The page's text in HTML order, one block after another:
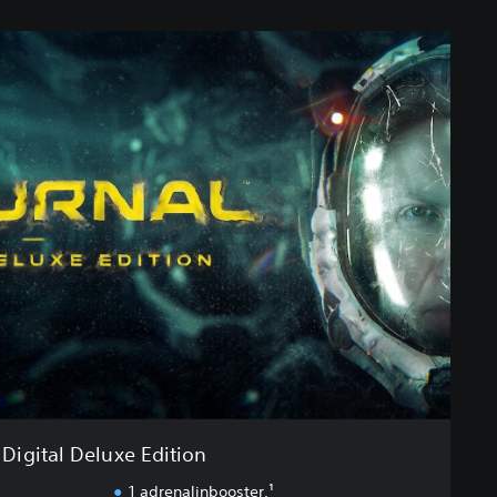
Digital Deluxe Edition
1 adrenalinbooster.¹